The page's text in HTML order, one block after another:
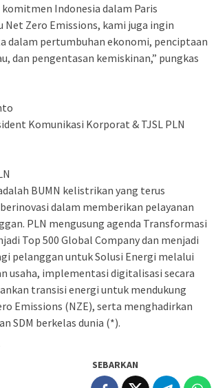
Indonesia dalam Paris
Net Zero Emissions, kami juga ingin
dalam pertumbuhan ekonomi, penciptaan
dan pengentasan kemiskinan,” pungkas
Komunikasi Korporat & TJSL PLN
BUMN kelistrikan yang terus
dalam memberikan pelayanan
PLN mengusung agenda Transformasi
Top 500 Global Company dan menjadi
pelanggan untuk Solusi Energi melalui
usaha, implementasi digitalisasi secara
transisi energi untuk mendukung
Emissions (NZE), serta menghadirkan
SDM berkelas dunia (*).
SEBARKAN